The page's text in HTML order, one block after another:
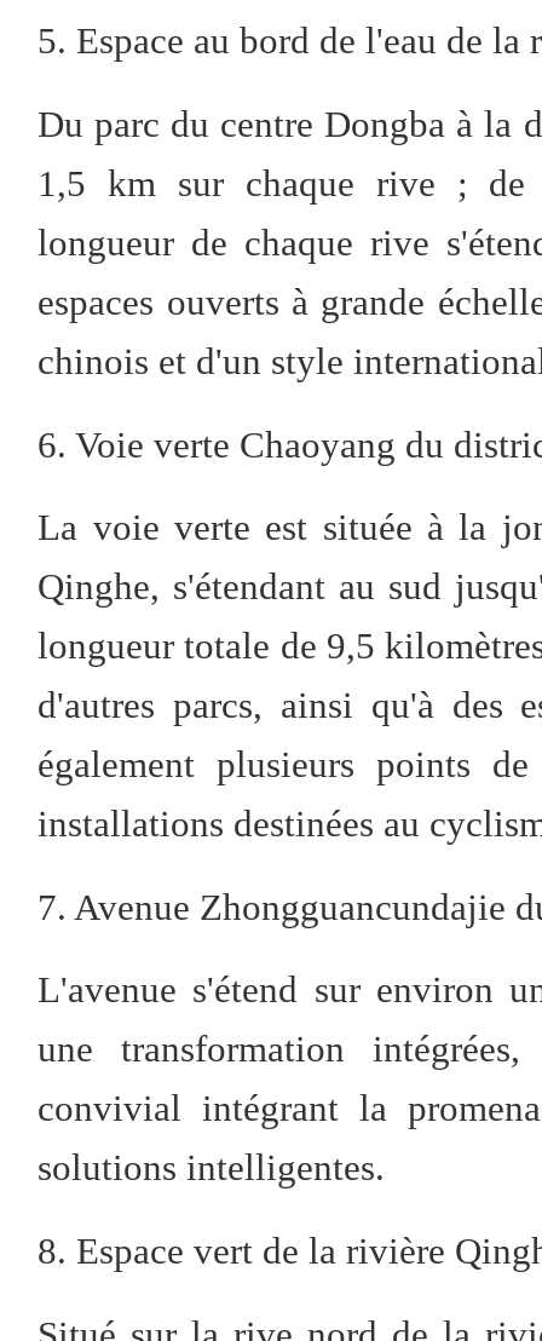
5. Espace au bord de l'eau de
Du parc du centre Dongba à la
1,5 km sur chaque rive ; de
longueur de chaque rive
espaces ouverts à grande
chinois et d'un style
6. Voie verte Chaoyang du
La voie verte est située à la
Qinghe, s'étendant au sud
longueur totale de 9,5
d'autres parcs, ainsi qu'à des
également plusieurs points
installations destinées au
7. Avenue Zhongguancundajie
L'avenue s'étend sur environ
une transformation
convivial intégrant la
solutions intelligentes.
8. Espace vert de la rivière